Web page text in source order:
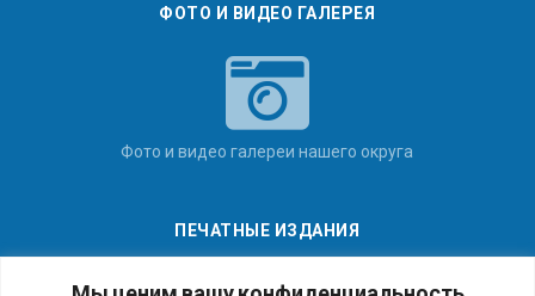
ФОТО И ВИДЕО ГАЛЕРЕЯ
Фото и видео галереи нашего округа
ПЕЧАТНЫЕ ИЗДАНИЯ